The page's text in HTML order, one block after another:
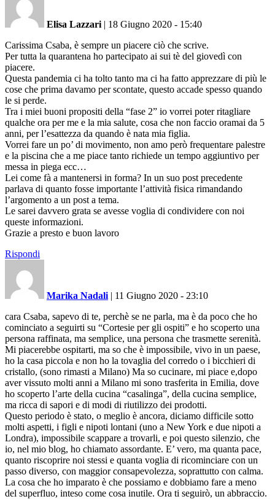
Elisa Lazzari | 18 Giugno 2020 - 15:40
Carissima Csaba, è sempre un piacere ciò che scrive.
Per tutta la quarantena ho partecipato ai sui tè del giovedì con
piacere.
Questa pandemia ci ha tolto tanto ma ci ha fatto apprezzare di più le
cose che prima davamo per scontate, questo accade spesso quando
le si perde.
Tra i miei buoni propositi della “fase 2” io vorrei poter ritagliare
qualche ora per me e la mia salute, cosa che non faccio oramai da 5
anni, per l’esattezza da quando è nata mia figlia.
Vorrei fare un po’ di movimento, non amo però frequentare palestre
e la piscina che a me piace tanto richiede un tempo aggiuntivo per
messa in piega ecc…
Lei come fà a mantenersi in forma? In un suo post precedente
parlava di quanto fosse importante l’attività fisica rimandando
l’argomento a un post a tema.
Le sarei davvero grata se avesse voglia di condividere con noi
queste informazioni.
Grazie a presto e buon lavoro
Rispondi
Marika Nadali | 11 Giugno 2020 - 23:10
cara Csaba, sapevo di te, perchè se ne parla, ma è da poco che ho
cominciato a seguirti su “Cortesie per gli ospiti” e ho scoperto una
persona raffinata, ma semplice, una persona che trasmette serenità.
Mi piacerebbe ospitarti, ma so che è impossibile, vivo in un paese,
ho la casa piccola e non ho la tovaglia del corredo o i bicchieri di
cristallo, (sono rimasti a Milano) Ma so cucinare, mi piace e,dopo
aver vissuto molti anni a Milano mi sono trasferita in Emilia, dove
ho scoperto l’arte della cucina “casalinga”, della cucina semplice,
ma ricca di sapori e di modi di riutilizzo dei prodotti.
Questo periodo è stato, o meglio è ancora, diciamo difficile sotto
molti aspetti, i figli e nipoti lontani (uno a New York e due nipoti a
Londra), impossibile scappare a trovarli, e poi questo silenzio, che
io, nel mio blog, ho chiamato assordante. E’ vero, ma quanta pace,
quanto riscoprire noi stessi e quanta voglia di ricominciare con un
passo diverso, con maggior consapevolezza, soprattutto con calma.
La cosa che ho imparato è che possiamo e dobbiamo fare a meno
del superfluo, inteso come cosa inutile. Ora ti seguirò, un abbraccio.